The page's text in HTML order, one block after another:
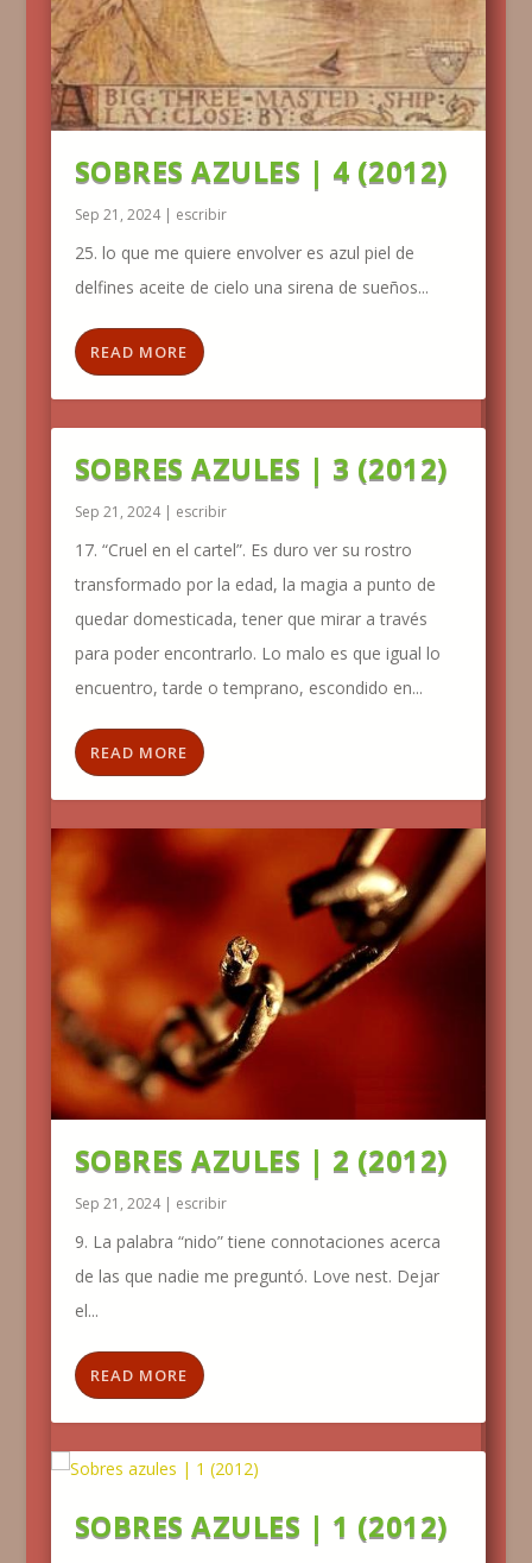
SOBRES AZULES | 4 (2012)
Sep 21, 2024| escribir
25. lo que me quiere envolver es azul piel de
delfines aceite de cielo una sirena de sueños...
READ MORE
SOBRES AZULES | 3 (2012)
Sep 21, 2024| escribir
17. “Cruel en el cartel”. Es duro ver su rostro
transformado por la edad, la magia a punto de
quedar domesticada, tener que mirar a través
para poder encontrarlo. Lo malo es que igual lo
encuentro, tarde o temprano, escondido en...
READ MORE
SOBRES AZULES | 2 (2012)
Sep 21, 2024| escribir
9. La palabra “nido” tiene connotaciones acerca
de las que nadie me preguntó. Love nest. Dejar
el...
READ MORE
SOBRES AZULES | 1 (2012)